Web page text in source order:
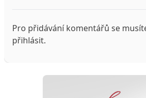
Pro přidávání komentářů se
přihlásit.